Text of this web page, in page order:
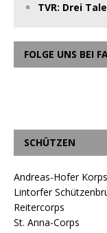
TVR: Drei
FOLGE UNS BEI
SCHÜTZEN
Andreas-Hofer Korps
Lintorfer
Reitercorps
St. Anna-Corps